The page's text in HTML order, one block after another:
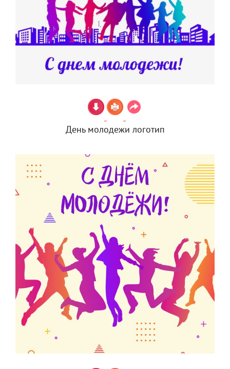
День молодежи логотип